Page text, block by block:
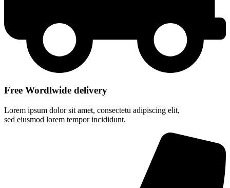
Free Wordlwide delivery
Lorem ipsum dolor sit amet, consectetu adipiscing elit,
sed eiusmod lorem tempor incididunt.